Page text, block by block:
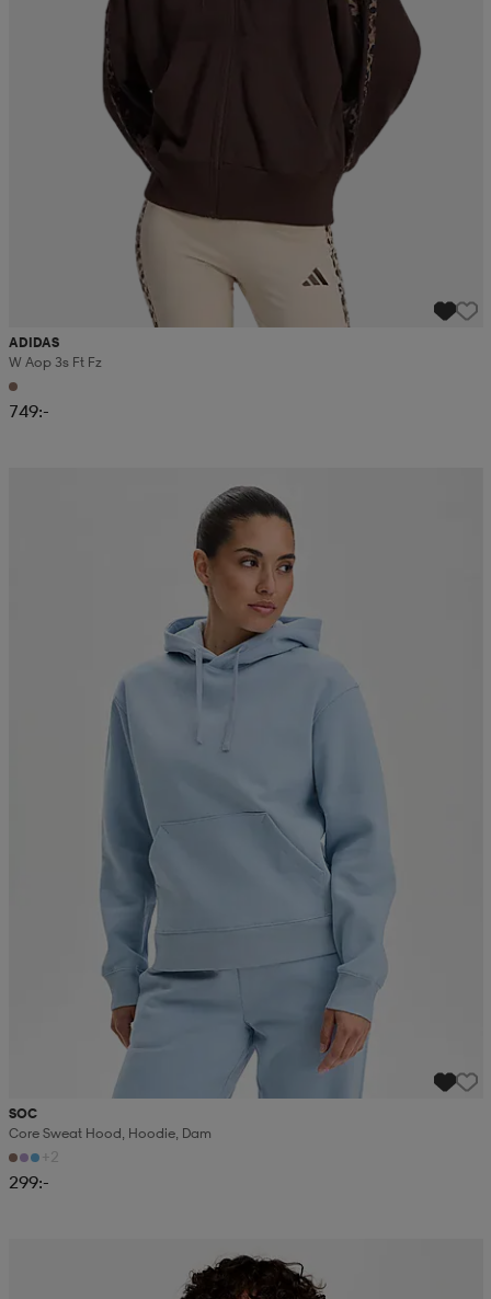
ADIDAS
W Aop 3s Ft Fz
749:-
SOC
Core Sweat Hood, Hoodie, Dam
+2
299:-